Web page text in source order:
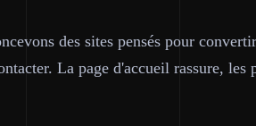
des sites pensés pour
La page d'accueil rassure, les